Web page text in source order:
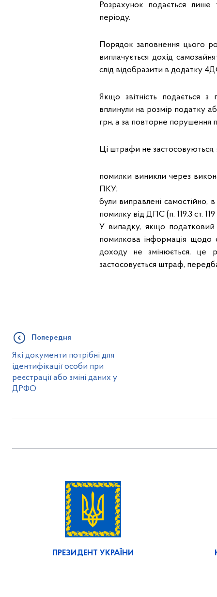
Розрахунок подається лише
періоду.
Порядок заповнення цього
виплачується дохід
слід відобразити в додатку
Якщо звітність подається
вплинули на розмір податку
грн, а за повторне порушення
Ці штрафи не
помилки виникли через
ПКУ;
були виправлені самостійно,
помилку від ДПС (п. 119.3 ст.
У випадку, якщо податковий
помилкова інформація
доходу не змінюється, це
застосовується штраф,
Попередня
Які документи потрібні для
ідентифікації особи при
реєстрації або зміні даних у
ДРФО
ПРЕЗИДЕНТ УКРАЇНИ